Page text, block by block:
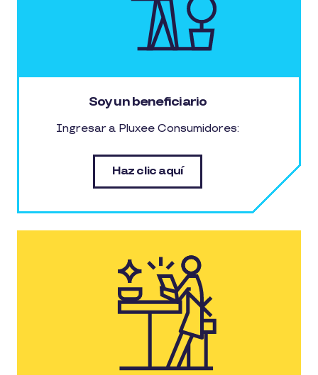
Soy un beneficiario
Ingresar a Pluxee Consumidores:
Haz clic aquí